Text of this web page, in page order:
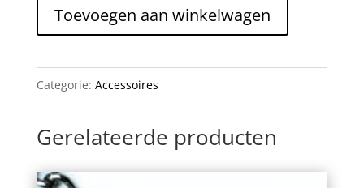
RVS
aantal
Toevoegen aan winkelwagen
Categorie: Accessoires
Gerelateerde producten